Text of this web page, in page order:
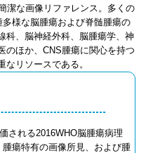
潔な画像リファレンス。多くの
様な脳腫瘍および脊髄腫瘍の
科、脳神経外科、脳腫瘍学、神
のほか、CNS腫瘍に関心を持つ
リソースである。
される2016WHO脳腫瘍病理
瘍特有の画像所見、および腫